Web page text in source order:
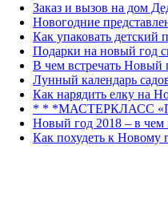
Заказ и вызов на дом
Новогодние
Как упаковать детский
Подарки на новый год
В чем встречать Новый
Лунный календарь
Как нарядить елку на
* * *МАСТЕРКЛАСС
Новый год 2018 – в чем
Как похудеть к Новому